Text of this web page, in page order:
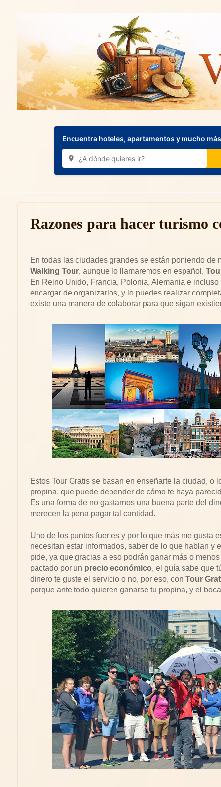
Encuentra hoteles, apartamentos y mucho
Razones para hacer turismo
En todas las ciudades grandes se están poniendo
Walking Tour, aunque lo llamaremos en español,
En Reino Unido, Francia, Polonia, Alemania e
encargar de organizarlos, y lo puedes realizar
existe una manera de colaborar para que sigan
Estos Tour Gratis se basan en enseñarte la ciudad, o
propina, que puede depender de cómo te haya
Es una forma de no gastarnos una buena parte del
merecen la pena pagar tal cantidad.
Uno de los puntos fuertes y por lo que más me gusta
necesitan estar informados, saber de lo que hablan y
pide, ya que gracias a eso podrán ganar más o
pactado por un precio económico, el guía sabe que
dinero te guste el servicio o no, por eso, con Tour
porque ante todo quieren ganarse tu propina, y el